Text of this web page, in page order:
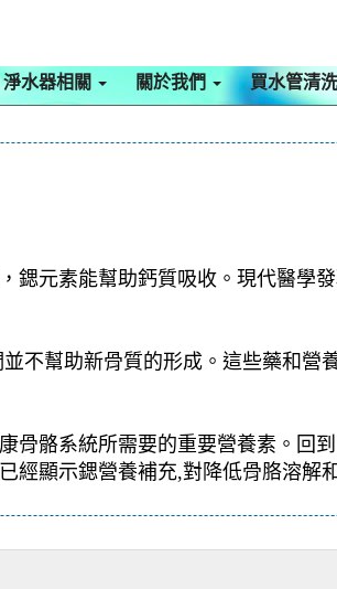
淨水器相關 關於我們 買水管清
元素能幫助鈣質吸收。現代醫學
不幫助新骨質的形成。這些藥和營
骼系統所需要的重要營養素。回
顯示鍶營養補充,對降低骨胳溶解